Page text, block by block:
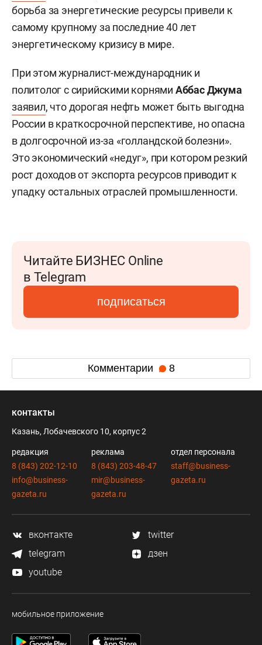
борьба за энергетические ресурсы привели к
самому крупному за последние 40 лет
энергетическому кризису в мире.
При этом журналист-международник и
политолог с сирийскими корнями Аббас Джума
заявил, что дорогая нефть может быть выгодна
России в краткосрочной перспективе, но опасна
в долгосрочной из-за «голландской болезни».
Это экономический «недуг», при котором резкий
рост доходов от экспорта ресурсов приводит к
упадку остальных отраслей промышленности.
Читайте БИЗНЕС Online
в Telegram
подписаться
Комментарии 8
контакты
Казань, Лобачевского 10, корпус 2
редакция
8 (843) 202-12-10
info@business-
gazeta.ru
реклама
8 (843) 203-48-47
mir@business-
gazeta.ru
отдел персонала
staff@business-
gazeta.ru
вконтакте
twitter
telegram
дзен
youtube
мобильное приложение